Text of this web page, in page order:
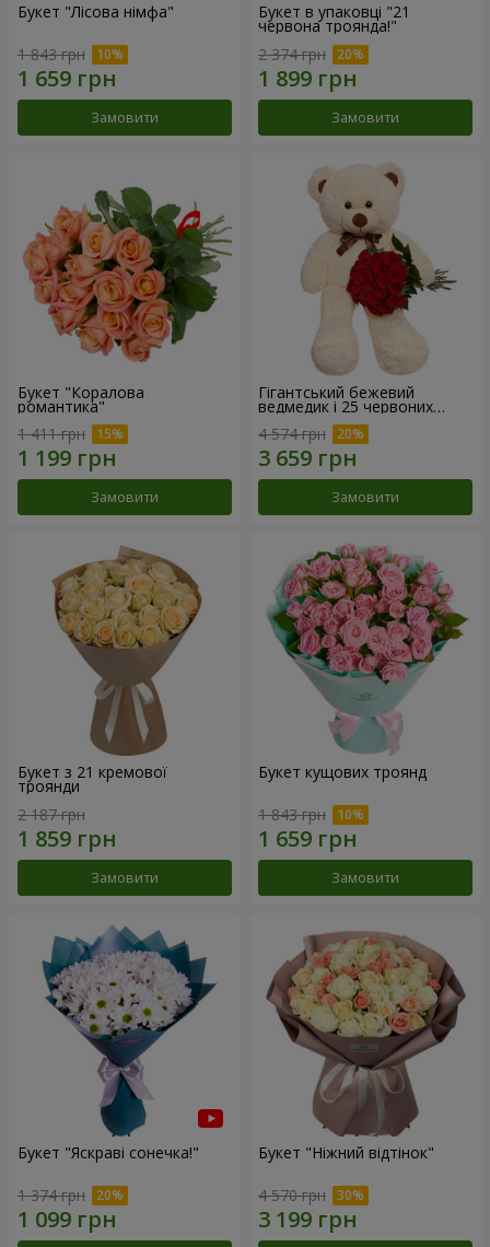
Букет "Лісова німфа"
1 843 грн
Замовити
Букет в упаковці "21
червона троянда!"
2 374 грн
Замовити
Букет "Коралова
романтика"
1 411 грн
Замовити
Гігантський бежевий
ведмедик і 25 червоних
троянд
4 574 грн
Замовити
Букет з 21 кремової
троянди
2 187 грн
Замовити
Букет кущових троянд
1 843 грн
Замовити
Букет "Яскраві сонечка!"
1 374 грн
Букет "Ніжний відтінок"
4 570 грн